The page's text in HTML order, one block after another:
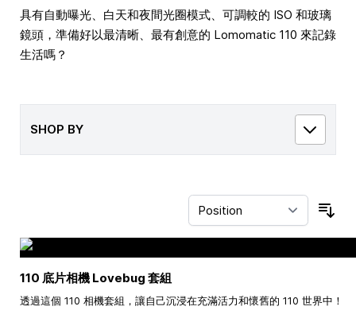
具有自動曝光、白天和夜間光圈模式、可調較的 ISO 和玻璃
鏡頭，準備好以最清晰、最有創意的 Lomomatic 110 來記錄
生活嗎？
SHOP BY
110 底片相機 Lovebug 套組
透過這個 110 相機套組，讓自己沉浸在充滿活力和懷舊的 110 世界中！